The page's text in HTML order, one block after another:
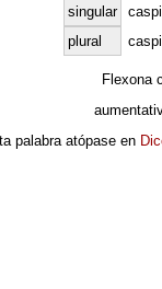
singular
plural
Flexona
palabra atópase en